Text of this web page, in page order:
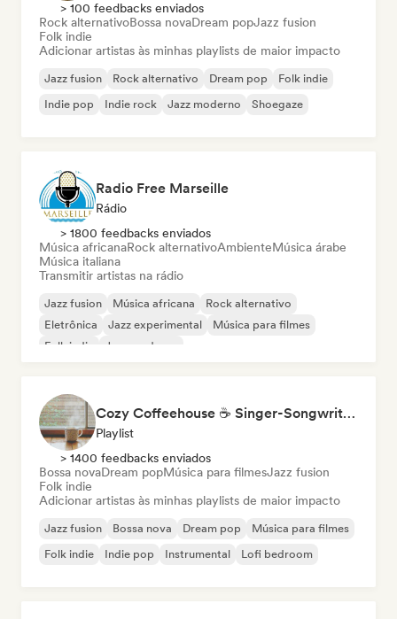
> 100 feedbacks enviados
Rock alternativoBossa novaDream popJazz fusion
Folk indie
Adicionar artistas às minhas playlists de maior impacto
Jazz fusion Rock alternativo Dream pop
Folk indie
Indie pop
Indie rock Jazz moderno Shoegaze
Radio Free Marseille
Rádio
> 1800 feedbacks enviados
Música africanaRock alternativoAmbienteMúsica árabe
Música italiana
Transmitir artistas na rádio
Jazz fusion Música africana
Rock alternativo
Eletrônica
Jazz experimental
Música para filmes
Folk indie
Jazz moderno
Cozy Coffeehouse ☕ Singer-Songwriter, Indie Folk & Acoustic
Playlist
> 1400 feedbacks enviados
Bossa novaDream popMúsica para filmesJazz fusion
Folk indie
Adicionar artistas às minhas playlists de maior impacto
Jazz fusion Bossa nova Dream pop
Música para filmes
Folk indie
Indie pop Instrumental Lofi bedroom